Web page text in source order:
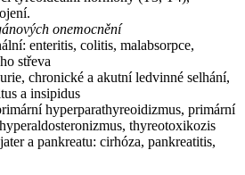
onemocnění
enteritis, colitis, malabsorpce,
střeva
chronické a akutní ledvinné selhání,
a insipidus
hyperparathyreoidizmus, primární
thyreotoxikozis
a pankreatu: cirhóza, pankreatitis,